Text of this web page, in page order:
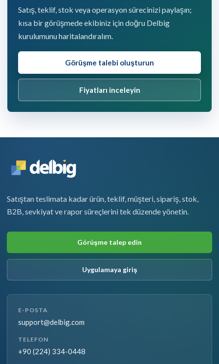
Satış, teklif, stok veya operasyon sürecinizi paylaşın;
kısa bir görüşmede ekibiniz için doğru Delbig
kurulumunu haritalandıralım.
Görüşme talebi oluşturun
Fiyatları inceleyin
Satıştan teslimata kadar ürün, teklif, müşteri, sipariş, stok,
B2B, sevkiyat ve rapor süreçlerini tek düzende yönetin.
Görüşme talep edin
Uygulamaya giriş
E-POSTA
support@delbig.com
TELEFON
+90 (224) 334-0448